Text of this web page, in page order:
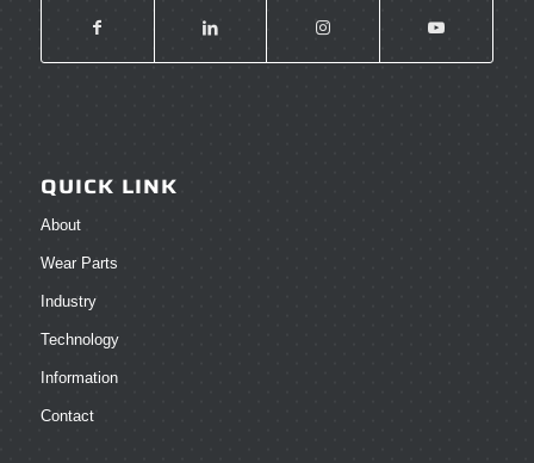
QUICK LINK
About
Wear Parts
Industry
Technology
Information
Contact